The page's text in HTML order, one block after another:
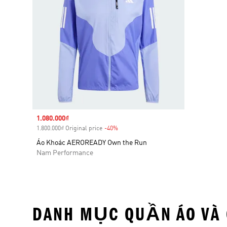
Sale price
1.080.000₫
1.800.000₫ Original price -40%
Áo Khoác AEROREADY Own the Run
Nam Performance
DANH MỤC QUẦN ÁO VÀ